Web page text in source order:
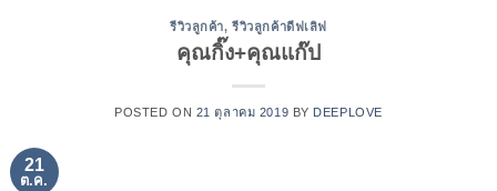
รีวิวลูกค้า,รีวิวลูกค้าดีฟเลิฟ
คุณกิ๊ง+คุณแก๊ป
POSTED ON 21 ตุลาคม 2019 BY DEEPLOVE
21
ต.ค.